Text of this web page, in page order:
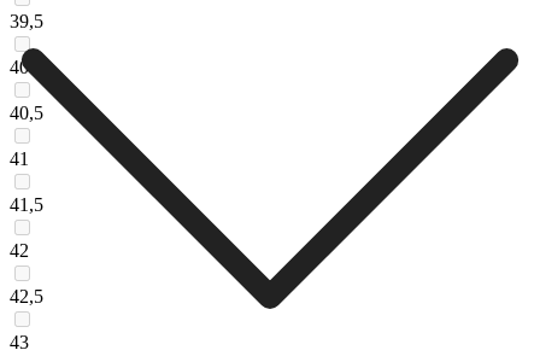
39,5
40
40,5
41
41,5
42
42,5
43